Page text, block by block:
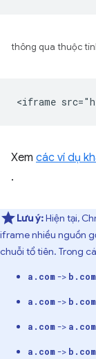
thông qua thuộc
Xem các ví dụ
.
Lưu ý:Hiện tại,
iframe nhiều nguồn
chuỗi tổ tiên. Trong
a.com-> b.com
a.com-> b.com
a.com-> a.com
a.com-> b.com